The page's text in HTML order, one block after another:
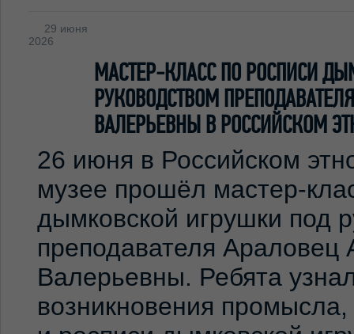
29 июня
2026
МАСТЕР-КЛАСС ПО РОСПИСИ
РУКОВОДСТВОМ
ВАЛЕРЬЕВНЫ В РОССИЙСКОМ
26 июня в Российском
музее прошёл мастер-
дымковской игрушки под
преподавателя Араловец
Валерьевны. Ребята
возникновения